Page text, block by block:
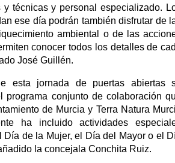
y técnicas y personal especializado.
ese día podrán también disfrutar de
ambiental o de las
conocer todos los detalles de
José Guillén.
esta jornada de puertas abiertas
programa conjunto de colaboración
de Murcia y Terra Natura
ha incluido actividades
Día de la Mujer, el Día del Mayor o el
la concejala Conchita Ruiz.